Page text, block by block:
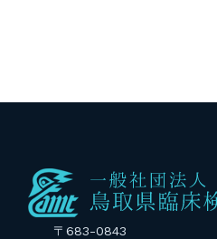
〒683-0843